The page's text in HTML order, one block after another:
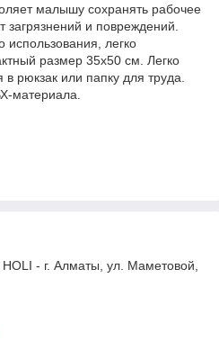
малышу сохранять рабочее
и повреждений.
использования, легко
размер 35х50 см. Легко
рюкзак или папку для труда.
материала.
- г. Алматы, ул. Маметовой,